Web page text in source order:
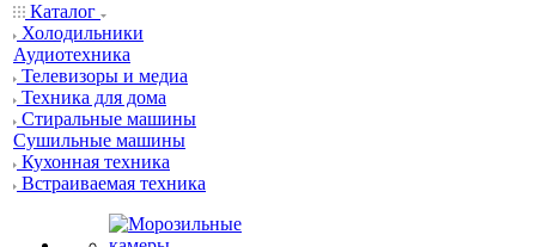
Каталог
Холодильники
Аудиотехника
Телевизоры и медиа
Техника для дома
Стиральные машины
Сушильные машины
Кухонная техника
Встраиваемая техника